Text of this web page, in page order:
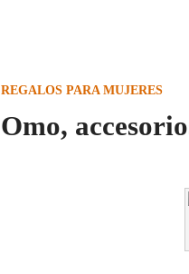
REGALOS PARA MUJERES
Omo,